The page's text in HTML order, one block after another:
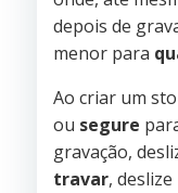
depois de
menor para
Ao criar um
ou segure
gravação,
travar,